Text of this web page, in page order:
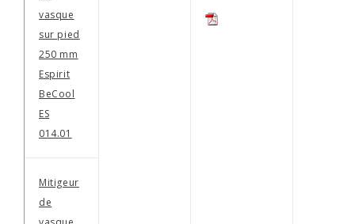
vasque
sur pied
250 mm
Espirit
BeCool
ES
014.01
Mitigeur
de